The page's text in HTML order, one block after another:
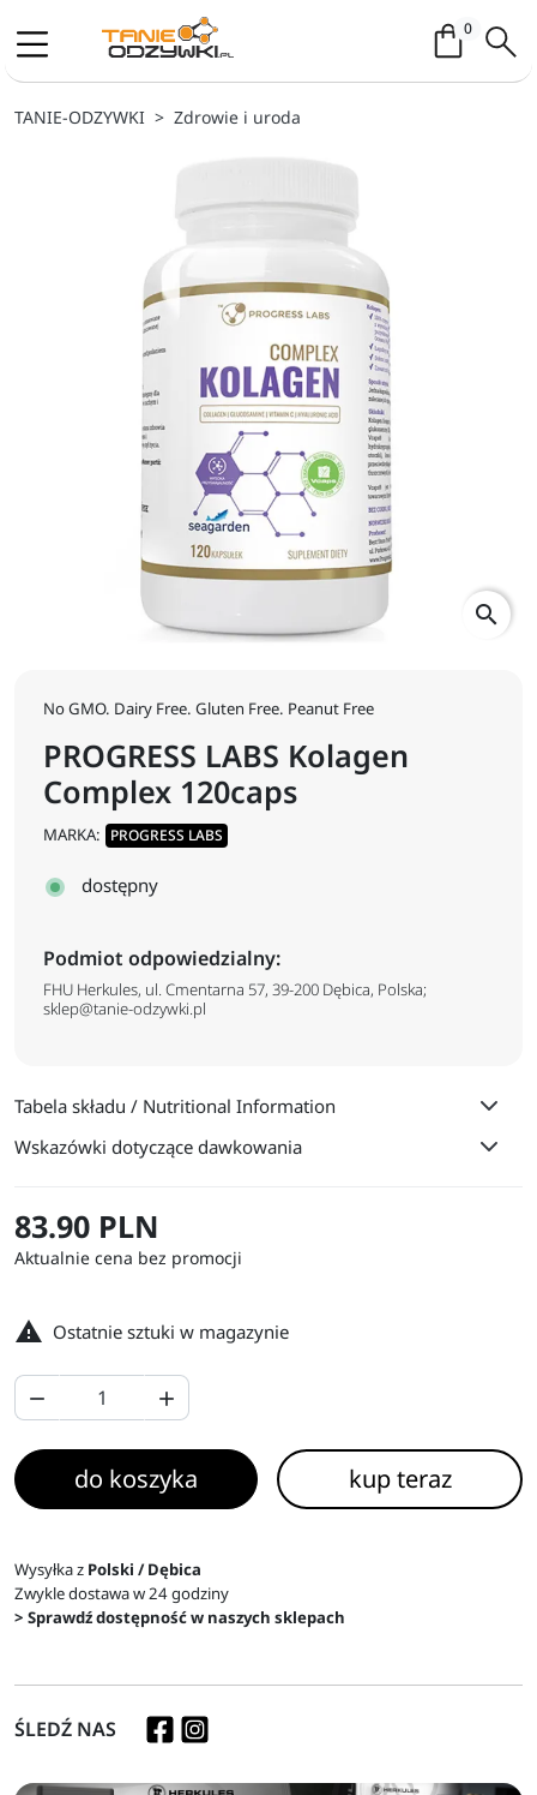
0Koszyk /
TANIE-ODZYWKI Zdrowie i uroda
search
No GMO. Dairy Free. Gluten Free. Peanut Free
PROGRESS LABS Kolagen
Complex 120caps
MARKA: PROGRESS LABS
dostępny
Podmiot odpowiedzialny:
FHU Herkules, ul. Cmentarna 57, 39-200 Dębica, Polska;
sklep@tanie-odzywki.pl
Tabela składu / Nutritional Information
Wskazówki dotyczące dawkowania
83.90 PLN
Aktualnie cena bez promocji
 Ostatnie sztuki w magazynie
 
do koszyka kup teraz
Wysyłka z Polski / Dębica
Zwykle dostawa w 24 godziny
> Sprawdź dostępność w naszych sklepach
ŚLEDŹ NAS